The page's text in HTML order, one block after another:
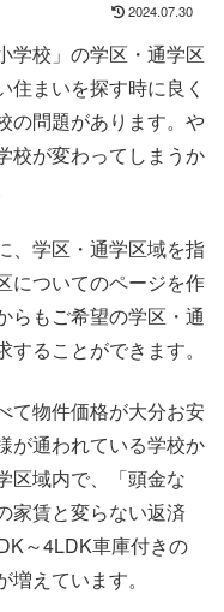
2024.07.30
学校」の学区・通学区
まいを探す時に良く
の問題があります。や
校が変わってしまうか
、学区・通学区域を指
についてのページを作
らもご希望の学区・通
ることができます。
て物件価格が大分お安
が通われている学校か
区域内で、「頭金な
家賃と変らない返済
～4LDK車庫付きの
えています。